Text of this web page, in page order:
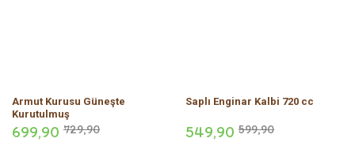
Armut Kurusu Güneşte
Kurutulmuş
699,90 729,90
Saplı Enginar Kalbi 720 cc
549,90 599,90